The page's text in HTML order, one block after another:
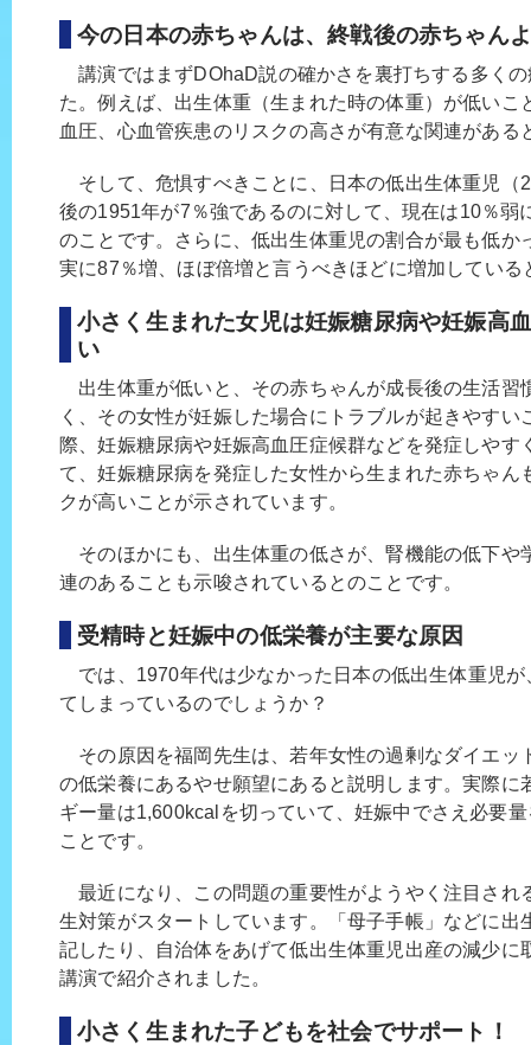
今の日本の赤ちゃんは、終戦後の赤ちゃん
講演ではまずDOhaD説の確かさを裏打ちする多く
た。例えば、出生体重（生まれた時の体重）が低いこ
血圧、心血管疾患のリスクの高さが有意な関連がある
そして、危惧すべきことに、日本の低出生体重児（
後の1951年が7％強であるのに対して、現在は10％弱
のことです。さらに、低出生体重児の割合が最も低か
実に87％増、ほぼ倍増と言うべきほどに増加している
小さく生まれた女児は妊娠糖尿病や妊娠高
い
出生体重が低いと、その赤ちゃんが成長後の生活習
く、その女性が妊娠した場合にトラブルが起きやすい
際、妊娠糖尿病や妊娠高血圧症候群などを発症しやす
て、妊娠糖尿病を発症した女性から生まれた赤ちゃん
クが高いことが示されています。
そのほかにも、出生体重の低さが、腎機能の低下や
連のあることも示唆されているとのことです。
受精時と妊娠中の低栄養が主要な原因
では、1970年代は少なかった日本の低出生体重児が
てしまっているのでしょうか？
その原因を福岡先生は、若年女性の過剰なダイエッ
の低栄養にあるやせ願望にあると説明します。実際に
ギー量は1,600kcalを切っていて、妊娠中でさえ必要
ことです。
最近になり、この問題の重要性がようやく注目され
生対策がスタートしています。「母子手帳」などに出
記したり、自治体をあげて低出生体重児出産の減少に
講演で紹介されました。
小さく生まれた子どもを社会でサポート！